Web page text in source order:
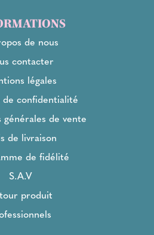
de nous
contacter
légales
de confidentialité
de vente
de livraison
de fidélité
S.A.V
produit